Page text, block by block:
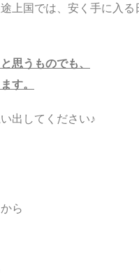
上国では、安く手に入
思うものでも、
す。
出してください♪
ら